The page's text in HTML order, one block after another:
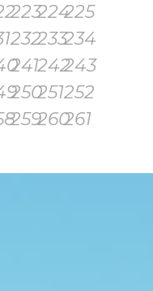
223224225
232233234
241242243
250251252
259260261